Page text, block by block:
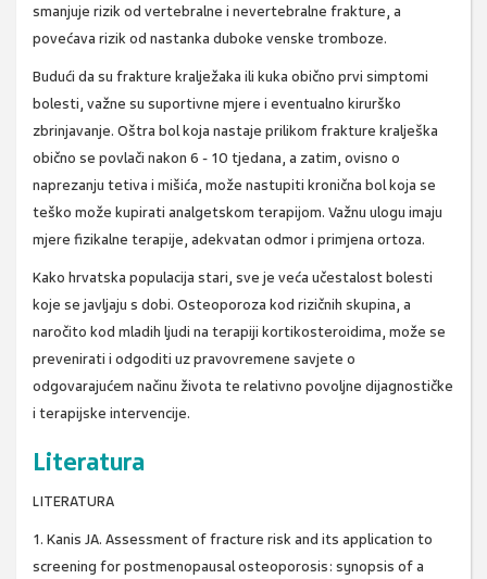
smanjuje rizik od vertebralne i nevertebralne frakture, a
povećava rizik od nastanka duboke venske tromboze.
Budući da su frakture kralježaka ili kuka obično prvi simptomi
bolesti, važne su suportivne mjere i eventualno kirurško
zbrinjavanje. Oštra bol koja nastaje prilikom frakture kralješka
obično se povlači nakon 6 - 10 tjedana, a zatim, ovisno o
naprezanju tetiva i mišića, može nastupiti kronična bol koja se
teško može kupirati analgetskom terapijom. Važnu ulogu imaju
mjere fizikalne terapije, adekvatan odmor i primjena ortoza.
Kako hrvatska populacija stari, sve je veća učestalost bolesti
koje se javljaju s dobi. Osteoporoza kod rizičnih skupina, a
naročito kod mladih ljudi na terapiji kortikosteroidima, može se
prevenirati i odgoditi uz pravovremene savjete o
odgovarajućem načinu života te relativno povoljne dijagnostičke
i terapijske intervencije.
Literatura
LITERATURA
1. Kanis JA. Assessment of fracture risk and its application to
screening for postmenopausal osteoporosis: synopsis of a